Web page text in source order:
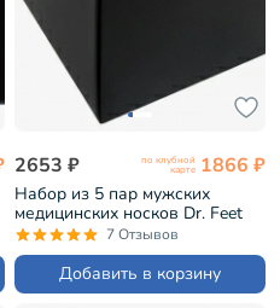
2653 ₽ по клубной
карте 1866 ₽
Набор из 5 пар мужских
медицинских носков Dr. Feet
черные (PG-15DF1-5)
7 Отзывов
Добавить в корзину